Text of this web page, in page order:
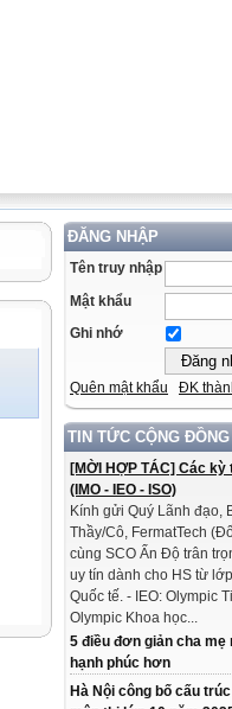
ĐĂNG NHẬP
Tên truy nhập
Mật khẩu
Ghi nhớ
Quên mật khẩu ĐK
TIN TỨC CỘNG ĐỒNG
[MỜI HỢP TÁC] Các
(IMO - IEO - ISO)
Kính gửi Quý Lãnh đạo,
Thầy/Cô, FermatTech
cùng SCO Ấn Độ trân
uy tín dành cho HS từ
Quốc tế. - IEO: Olympic
Olympic Khoa học...
5 điều đơn giản cha mẹ
hạnh phúc hơn
Hà Nội công bố cấu